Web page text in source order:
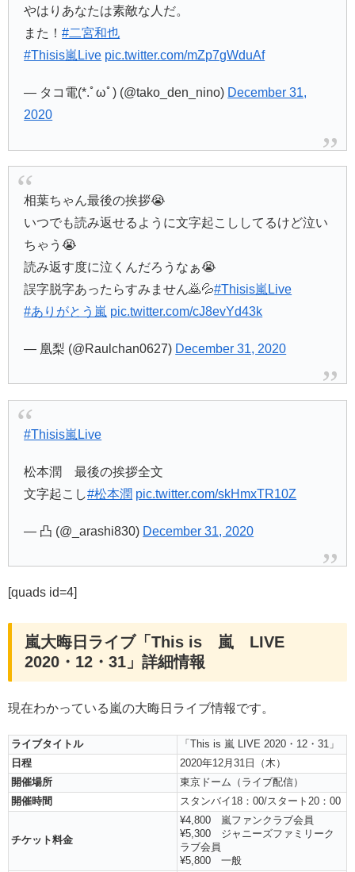
やはりあなたは素敵な人だ。
また！#二宮和也
#Thisis嵐Live pic.twitter.com/mZp7gWduAf
— タコ電(*.ﾟωﾟ) (@tako_den_nino) December 31,
2020
相葉ちゃん最後の挨拶😭
いつでも読み返せるように文字起こししてるけど泣い
ちゃう😭
読み返す度に泣くんだろうなぁ😭
誤字脱字あったらすみません🙇💦#Thisis嵐Live
#ありがとう嵐 pic.twitter.com/cJ8evYd43k
— 凰梨 (@Raulchan0627) December 31, 2020
#Thisis嵐Live
松本潤 最後の挨拶全文
文字起こし#松本潤 pic.twitter.com/skHmxTR10Z
— 凸 (@_arashi830) December 31, 2020
[quads id=4]
嵐大晦日ライブ「This is 嵐 LIVE
2020・12・31」詳細情報
現在わかっている嵐の大晦日ライブ情報です。
ライブタイトル
「This is 嵐 LIVE 2020・12・31」
日程
2020年12月31日（木）
開催場所
東京ドーム（ライブ配信）
開催時間
スタンバイ18：00/スタート20：00
チケット料金
¥4,800 嵐ファンクラブ会員
¥5,300 ジャニーズファミリーク
ラブ会員
¥5,800 一般